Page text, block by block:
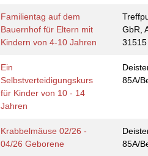
Familientag auf dem
Bauernhof für Eltern mit
Kindern von 4-10 Jahren
GbR,
Ein
Selbstverteidigungskurs
für Kinder von 10 - 14
Jahren
85A/
Krabbelmäuse 02/26 -
04/26 Geborene
85A/